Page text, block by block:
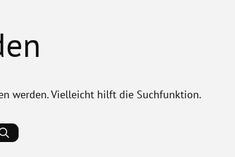
werden. Vielleicht hilft die Suchfunktion.